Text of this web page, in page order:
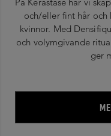
och/eller fint hår och
kvinnor. Med
och volymgivande
ger